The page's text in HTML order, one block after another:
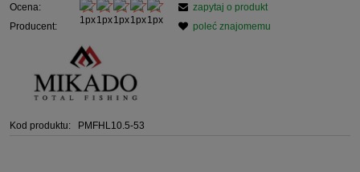
Ocena:
Producent:
Kod produktu: PMFHL10.5-53
zapytaj o produkt
poleć znajomemu